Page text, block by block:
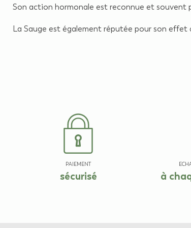
Son action hormonale est reconnue et souvent
La Sauge est également réputée pour son effet
PAIEMENT
sécurisé à